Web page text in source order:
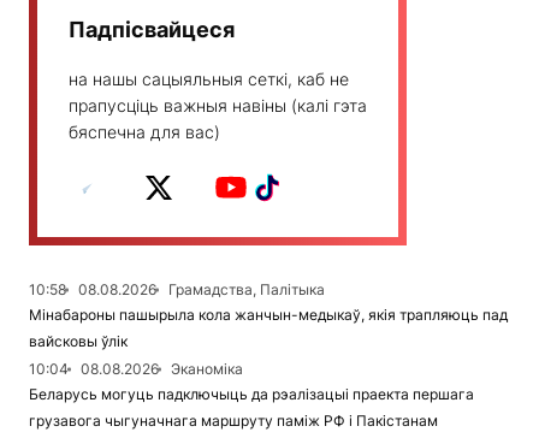
Падпісвайцеся
на нашы сацыяльныя сеткі, каб не
прапусціць важныя навіны (калі гэта
бяспечна для вас)
10:58 08.08.2026
Грамадства, Палітыка
Мінабароны пашырыла кола жанчын-медыкаў, якія трапляюць пад
вайсковы ўлік
10:04
08.08.2026
Эканоміка
Беларусь могуць падключыць да рэалізацыі праекта першага
грузавога чыгуначнага маршруту паміж РФ і Пакістанам